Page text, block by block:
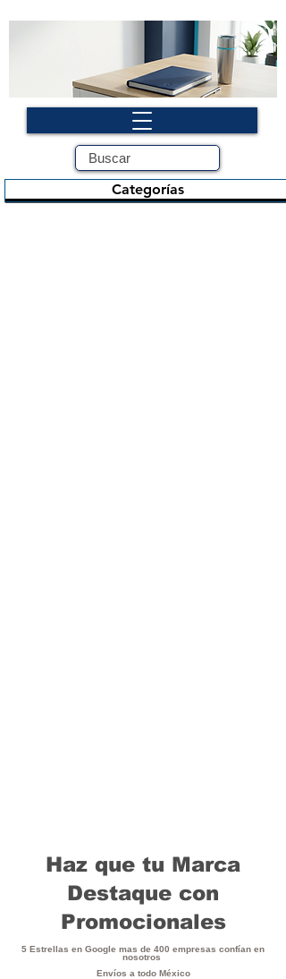
Categorías
5 Estrellas en Google mas de 400 empresas confían en
nosotros
Envíos a todo México
Haz que tu Marca
Destaque con
Promocionales